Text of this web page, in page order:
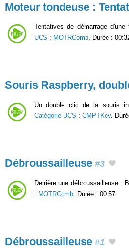
Moteur tondeuse :
Tentatives de démarrage d'une
UCS : MOTRComb. Durée :
Souris Raspberry,
Un double clic de la souris
Catégorie UCS : CMPTKey.
Débroussailleuse #3
Derrière une débroussailleuse :
: MOTRComb . Durée : 00:57.
Débroussailleuse #1